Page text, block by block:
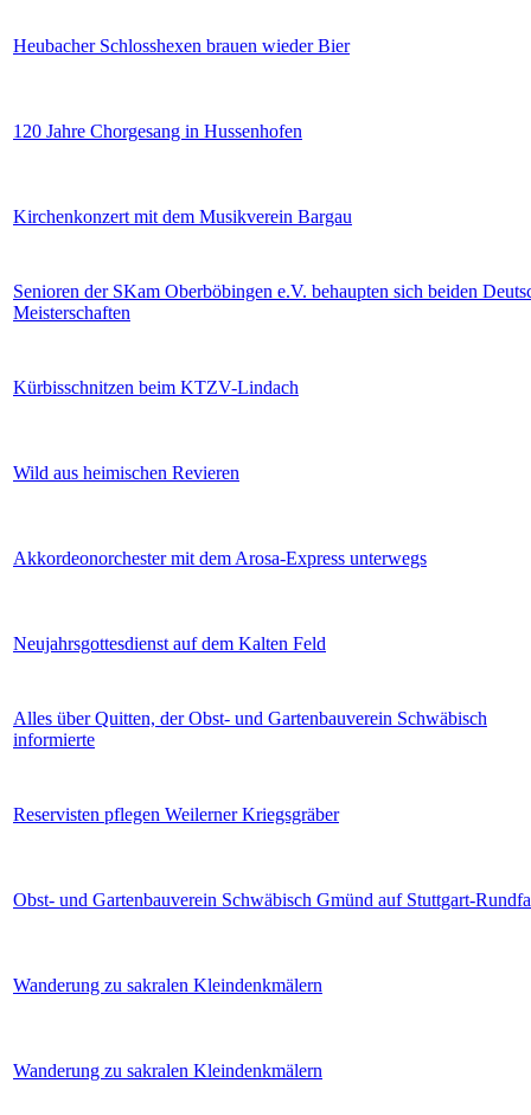
Heubacher Schlosshexen brauen wieder Bier
120 Jahre Chorgesang in Hussenhofen
Kirchenkonzert mit dem Musikverein Bargau
Senioren der SKam Oberböbingen e.V. behaupten sich beiden
Meisterschaften
Kürbisschnitzen beim KTZV-Lindach
Wild aus heimischen Revieren
Akkordeonorchester mit dem Arosa-Express unterwegs
Neujahrsgottesdienst auf dem Kalten Feld
Alles über Quitten, der Obst- und Gartenbauverein Schwäbisch
informierte
Reservisten pflegen Weilerner Kriegsgräber
Obst- und Gartenbauverein Schwäbisch Gmünd auf Stuttgart-
Wanderung zu sakralen Kleindenkmälern
Wanderung zu sakralen Kleindenkmälern